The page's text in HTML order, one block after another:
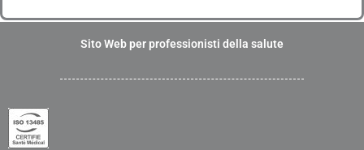
d
Sito Web per professionisti della salute